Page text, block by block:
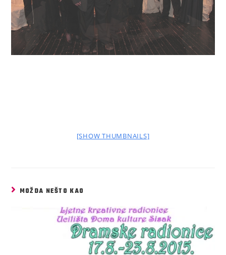
[SHOW THUMBNAILS]
MOŽDA NEŠTO KAO